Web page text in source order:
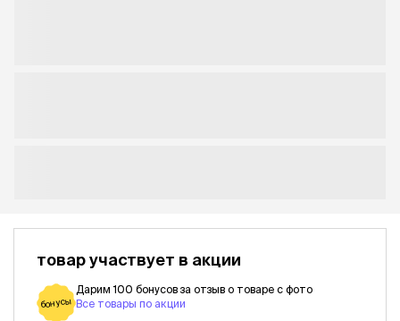
товар участвует в акции
бонусы
Дарим 100 бонусов за отзыв о товаре с фото
Все товары по акции